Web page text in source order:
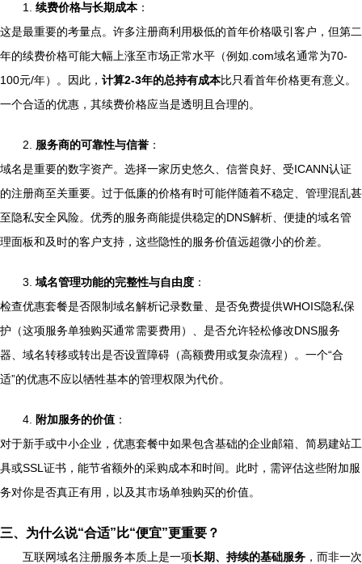
1. 续费价格与长期成本：
这是最重要的考量点。许多注册商利用极低的首年价格吸引客户，但第二
年的续费价格可能大幅上涨至市场正常水平（例如.com域名通常为70-
100元/年）。因此， 计算2-3年的总持有成本比只看首年价格更有意义。
一个合适的优惠，其续费价格应当是透明且合理的。
2. 服务商的可靠性与信誉 ：
域名是重要的数字资产。选择一家历史悠久、信誉良好、受ICANN认证
的注册商至关重要。过于低廉的价格有时可能伴随着不稳定、管理混乱甚
至隐私安全风险。优秀的服务商能提供稳定的DNS解析、便捷的域名管
理面板和及时的客户支持，这些隐性的服务价值远超微小的价差。
3. 域名管理功能的完整性与自由度 ：
检查优惠套餐是否限制域名解析记录数量、是否免费提供WHOIS隐私保
护（这项服务单独购买通常需要费用）、是否允许轻松修改DNS服务
器、域名转移或转出是否设置障碍（高额费用或复杂流程）。一个“合
适”的优惠不应以牺牲基本的管理权限为代价。
4. 附加服务的价值 ：
对于新手或中小企业，优惠套餐中如果包含基础的企业邮箱、简易建站工
具或SSL证书，能节省额外的采购成本和时间。此时，需评估这些附加服
务对你是否真正有用，以及其市场单独购买的价值。
三、为什么说“合适”比“便宜”更重要？
互联网域名注册服务本质上是一项长期、持续的基础服务 ，而非一次